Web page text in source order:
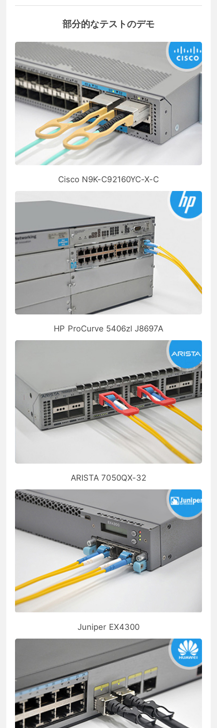
部分的なテストのデモ
Cisco N9K-C92160YC-X-C
HP ProCurve 5406zl J8697A
ARISTA 7050QX-32
Juniper EX4300